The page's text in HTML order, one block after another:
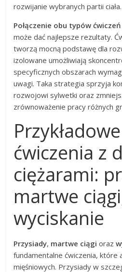
rozwijanie wybranych partii ciała.
Połączenie obu typów
może dać najlepsze rezultaty.
tworzą mocną podstawę dla
izolowane umożliwiają
specyficznych obszarach
uwagi. Taka strategia sprzyja
rozwojowi sylwetki oraz
zrównoważenie pracy różnych
Przykładowe
ćwiczenia z
ciężarami:
martwe
wyciskanie
Przysiady, martwe ciągi oraz
fundamentalne ćwiczenia, które
mięśniowych. Przysiady w